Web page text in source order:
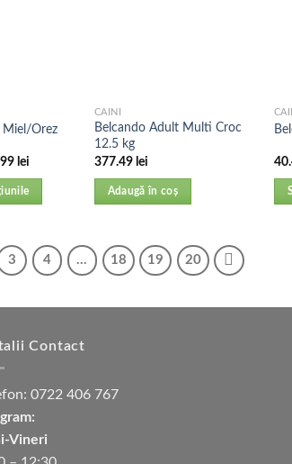
Miel/Orez
lei
CAINI
Belcando Adult Multi Croc
12.5 kg
377.49 lei
Adaugă în coș
3 4 … 18 19 20
Contact
0722 406 767
Vineri